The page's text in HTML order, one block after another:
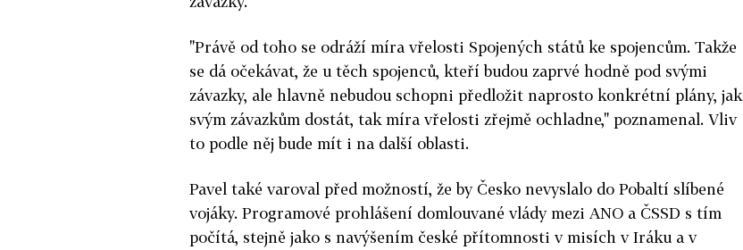
"Právě od toho se odráží míra vřelosti Spojených států ke spojencům. Takže
se dá očekávat, že u těch spojenců, kteří budou zaprvé hodně pod svými
závazky, ale hlavně nebudou schopni předložit naprosto konkrétní plány, jak
svým závazkům dostát, tak míra vřelosti zřejmě ochladne," poznamenal. Vliv
to podle něj bude mít i na další oblasti.
Pavel také varoval před možností, že by Česko nevyslalo do Pobaltí slíbené
vojáky. Programové prohlášení domlouvané vlády mezi ANO a ČSSD s tím
počítá, stejně jako s navýšením české přítomnosti v misích v Iráku a v